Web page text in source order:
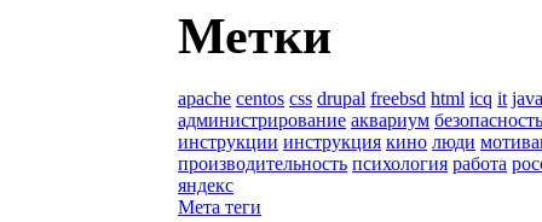
Метки
apache centos css drupal freebsd html icq it
администрирование аквариум безопасность
инструкции инструкция кино люди
производительность психология работа
яндекс
Мета теги